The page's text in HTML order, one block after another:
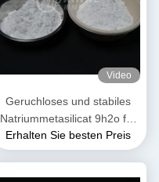
Video
Geruchloses und stabiles
Natriummetasilicat 9h2o für
Industriezwecke
Erhalten Sie besten Preis